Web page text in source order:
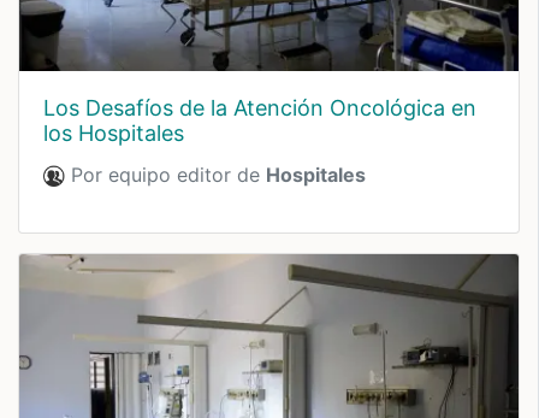
Los Desafíos de la Atención Oncológica en
los Hospitales
Por equipo editor de Hospitales